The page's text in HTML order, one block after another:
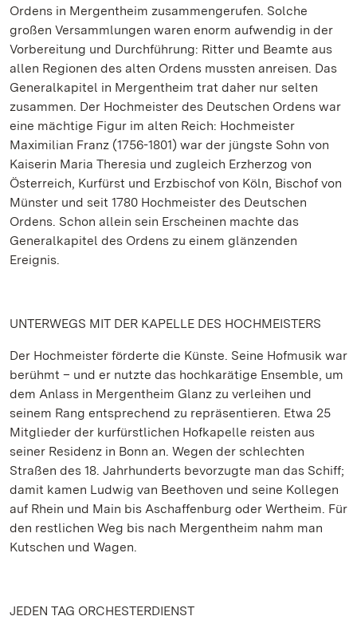
Ordens in Mergentheim zusammengerufen. Solche
großen Versammlungen waren enorm aufwendig in der
Vorbereitung und Durchführung: Ritter und Beamte aus
allen Regionen des alten Ordens mussten anreisen. Das
Generalkapitel in Mergentheim trat daher nur selten
zusammen. Der Hochmeister des Deutschen Ordens war
eine mächtige Figur im alten Reich: Hochmeister
Maximilian Franz (1756-1801) war der jüngste Sohn von
Kaiserin Maria Theresia und zugleich Erzherzog von
Österreich, Kurfürst und Erzbischof von Köln, Bischof von
Münster und seit 1780 Hochmeister des Deutschen
Ordens. Schon allein sein Erscheinen machte das
Generalkapitel des Ordens zu einem glänzenden
Ereignis.
UNTERWEGS MIT DER KAPELLE DES HOCHMEISTERS
Der Hochmeister förderte die Künste. Seine Hofmusik war
berühmt – und er nutzte das hochkarätige Ensemble, um
dem Anlass in Mergentheim Glanz zu verleihen und
seinem Rang entsprechend zu repräsentieren. Etwa 25
Mitglieder der kurfürstlichen Hofkapelle reisten aus
seiner Residenz in Bonn an. Wegen der schlechten
Straßen des 18. Jahrhunderts bevorzugte man das Schiff;
damit kamen Ludwig van Beethoven und seine Kollegen
auf Rhein und Main bis Aschaffenburg oder Wertheim. Für
den restlichen Weg bis nach Mergentheim nahm man
Kutschen und Wagen.
JEDEN TAG ORCHESTERDIENST